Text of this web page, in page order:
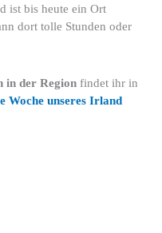
ist bis heute ein Ort
dort tolle Stunden oder
in der Region findet ihr in
Woche unseres Irland